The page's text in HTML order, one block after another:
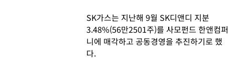
SK가스는 지난해 9월 SK디앤디 지분
3.48%(56만2501주)를 사모펀드 한앤컴퍼
니에 매각하고 공동경영을 추진하기로 했
다.